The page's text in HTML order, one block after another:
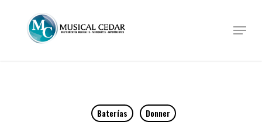
Menu
Baterías Donner
Close